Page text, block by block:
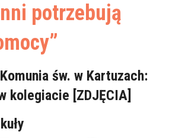
potrzebują
św. w Kartuzach:
kolegiacie [ZDJĘCIA]